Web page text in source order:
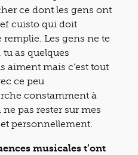
ce dont les gens ont
cuisto qui doit
Les gens ne te
as quelques
aiment mais c’est tout
ce peu
constamment à
pas rester sur mes
personnellement.
musicales t’ont